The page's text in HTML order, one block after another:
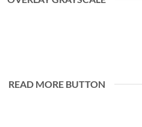
READ MORE BUTTON